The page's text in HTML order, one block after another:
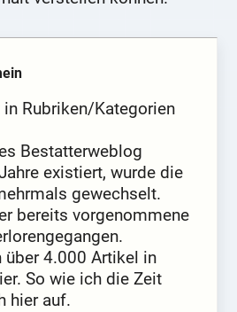
Rubriken/Kategorien
Bestatterweblog
existiert, wurde die
gewechselt.
bereits vorgenommene
über 4.000 Artikel in
So wie ich die Zeit
hier auf.